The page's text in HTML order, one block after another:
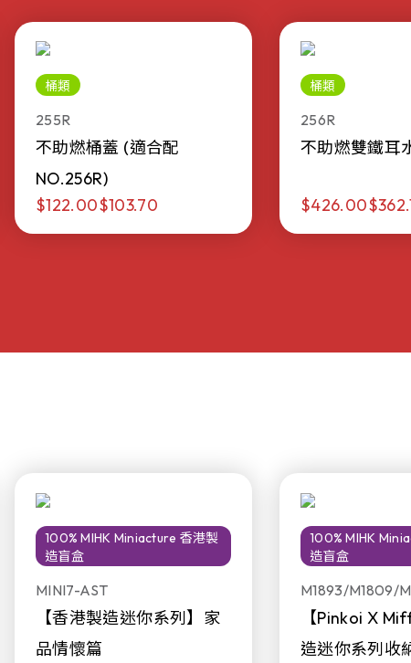
桶類
255R
不助燃桶蓋 (適合配
NO.256R)
$122.00$103.70
桶類
256R
不助燃雙鐵耳
$426.00
100% MIHK Miniacture 香港製
造盲盒
MINI7-AST
【香港製造迷你系列】家
品情懷篇
100% MIHK
造盲盒
M1893/M1809/
【Pinkoi X
造迷你系列收